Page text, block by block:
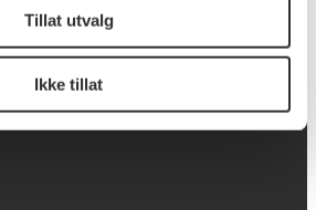
Tillat utvalg
Ikke tillat